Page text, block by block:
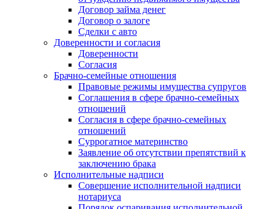
Договор займа денег
Договор о залоге
Сделки с авто
Доверенности и согласия
Доверенности
Согласия
Брачно-семейные отношения
Правовые режимы имущества супругов
Соглашения в сфере брачно-семейных
отношений
Согласия в сфере брачно-семейных
отношений
Суррогатное материнство
Заявление об отсутствии препятствий к
заключению брака
Исполнительные надписи
Совершение исполнительной надписи
нотариуса